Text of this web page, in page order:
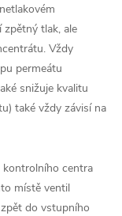
zpětný tlak, ale
Vždy
permeátu
snižuje kvalitu
také vždy závisí na
centra
místě ventil
do vstupního